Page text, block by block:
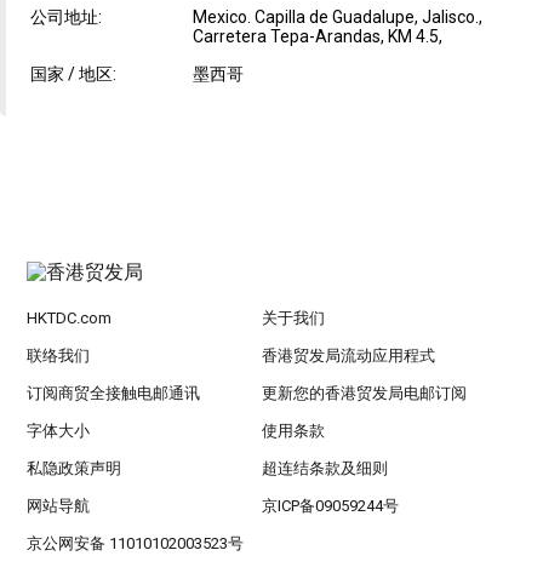
公司地址:
Mexico. Capilla de Guadalupe, Jalisco.,
Carretera Tepa-Arandas, KM 4.5,
国家 / 地区:
墨西哥
HKTDC.com 关于我们
联络我们 香港贸发局流动应用程式
订阅商贸全接触电邮通讯 更新您的香港贸发局电邮订阅
字体大小 使用条款
私隐政策声明 超连结条款及细则
网站导航 京ICP备09059244号
京公网安备 11010102003523号